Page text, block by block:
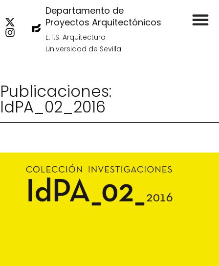
Departamento de
Proyectos Arquitectónicos
E.T.S. Arquitectura
Universidad de Sevilla
Publicaciones:
IdPA_02_2016